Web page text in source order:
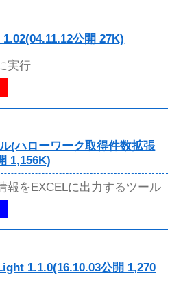
公開 27K)
実行
(ハローワーク取得件数拡張
1,156K)
報をEXCELに出力するツール
1.1.0(16.10.03公開 1,270